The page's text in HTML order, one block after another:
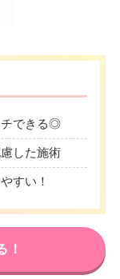
チできる◎
した施術
すい！
！